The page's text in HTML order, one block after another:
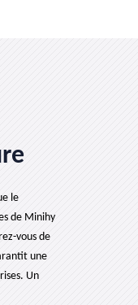
le
de Minihy
vous de
une
Un